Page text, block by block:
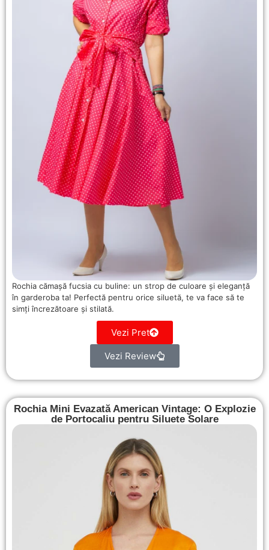
Rochia cămașă fucsia cu buline: un strop de culoare și eleganță
în garderoba ta! Perfectă pentru orice siluetă, te va face să te
simți încrezătoare și stilată.
Vezi Pret
Vezi Review
Rochia Mini Evazată American Vintage: O Explozie
de Portocaliu pentru Siluete Solare